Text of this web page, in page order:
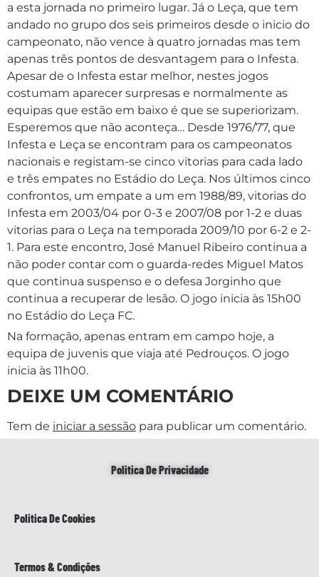
a esta jornada no primeiro lugar. Já o Leça, que tem
andado no grupo dos seis primeiros desde o inicio do
campeonato, não vence à quatro jornadas mas tem
apenas três pontos de desvantagem para o Infesta.
Apesar de o Infesta estar melhor, nestes jogos
costumam aparecer surpresas e normalmente as
equipas que estão em baixo é que se superiorizam.
Esperemos que não aconteça… Desde 1976/77, que
Infesta e Leça se encontram para os campeonatos
nacionais e registam-se cinco vitorias para cada lado
e três empates no Estádio do Leça. Nos últimos cinco
confrontos, um empate a um em 1988/89, vitorias do
Infesta em 2003/04 por 0-3 e 2007/08 por 1-2 e duas
vitorias para o Leça na temporada 2009/10 por 6-2 e 2-
1. Para este encontro, José Manuel Ribeiro continua a
não poder contar com o guarda-redes Miguel Matos
que continua suspenso e o defesa Jorginho que
continua a recuperar de lesão. O jogo inicia às 15h00
no Estádio do Leça FC.
Na formação, apenas entram em campo hoje, a
equipa de juvenis que viaja até Pedrouços. O jogo
inicia às 11h00.
DEIXE UM COMENTÁRIO
Tem de iniciar a sessão para publicar um comentário.
Politica De Privacidade
Politica De Cookies
Termos & Condições